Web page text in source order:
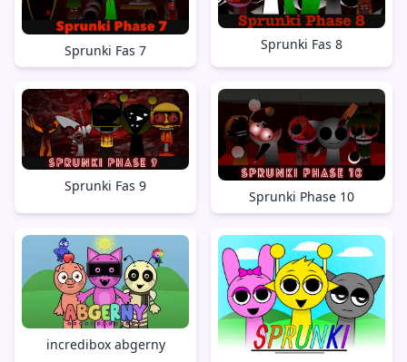
Sprunki Fas 7 Sprunki Fas 8
Sprunki Fas 9
Sprunki Phase 10
incredibox abgerny